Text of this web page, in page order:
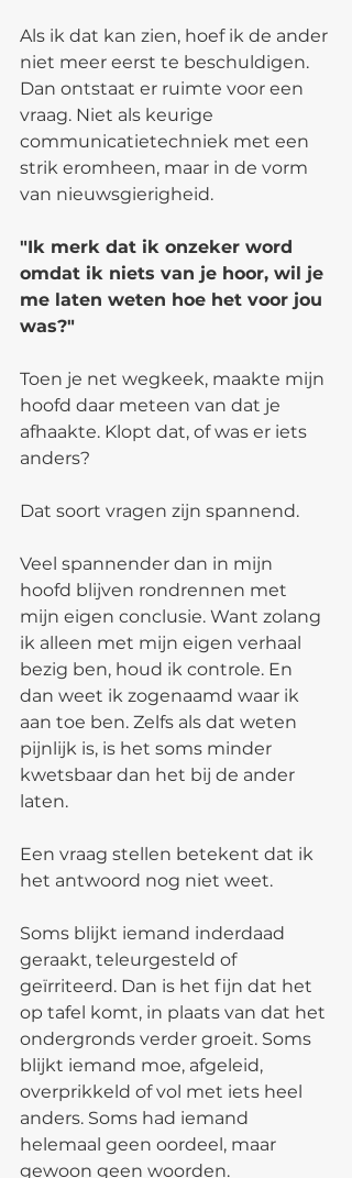
Als ik dat kan zien, hoef ik de ander
niet meer eerst te beschuldigen.
Dan ontstaat er ruimte voor een
vraag. Niet als keurige
communicatietechniek met een
strik eromheen, maar in de vorm
van nieuwsgierigheid.
"Ik merk dat ik onzeker word
omdat ik niets van je hoor, wil je
me laten weten hoe het voor jou
was?"
Toen je net wegkeek, maakte mijn
hoofd daar meteen van dat je
afhaakte. Klopt dat, of was er iets
anders?
Dat soort vragen zijn spannend.
Veel spannender dan in mijn
hoofd blijven rondrennen met
mijn eigen conclusie. Want zolang
ik alleen met mijn eigen verhaal
bezig ben, houd ik controle. En
dan weet ik zogenaamd waar ik
aan toe ben. Zelfs als dat weten
pijnlijk is, is het soms minder
kwetsbaar dan het bij de ander
laten.
Een vraag stellen betekent dat ik
het antwoord nog niet weet.
Soms blijkt iemand inderdaad
geraakt, teleurgesteld of
geïrriteerd. Dan is het fijn dat het
op tafel komt, in plaats van dat het
ondergronds verder groeit. Soms
blijkt iemand moe, afgeleid,
overprikkeld of vol met iets heel
anders. Soms had iemand
helemaal geen oordeel, maar
gewoon geen woorden.